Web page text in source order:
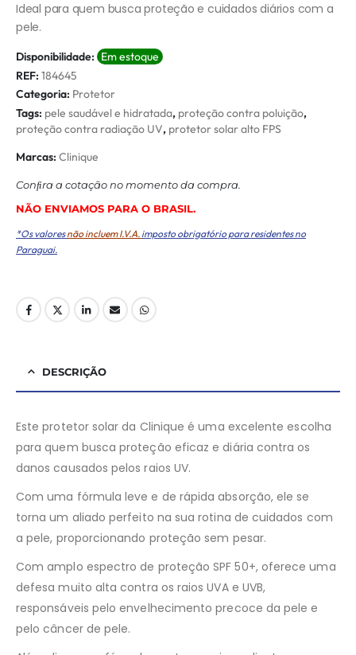
Ideal para quem busca proteção e cuidados diários com a
pele.
Disponibilidade: Em estoque
REF: 184645
Categoria: Protetor
Tags: pele saudável e hidratada, proteção contra poluição,
proteção contra radiação UV, protetor solar alto FPS
Marcas: Clinique
Conﬁra a cotação no momento da compra.
NÃO ENVIAMOS PARA O BRASIL.
*Os valoresnão incluem I.V.A. imposto obrigatório para residentes no
Paraguai.
DESCRIÇÃO
Este protetor solar da Clinique é uma excelente escolha
para quem busca proteção eficaz e diária contra os
danos causados pelos raios UV.
Com uma fórmula leve e de rápida absorção, ele se
torna um aliado perfeito na sua rotina de cuidados com
a pele, proporcionando proteção sem pesar.
Com amplo espectro de proteção SPF 50+, oferece uma
defesa muito alta contra os raios UVA e UVB,
responsáveis pelo envelhecimento precoce da pele e
pelo câncer de pele.